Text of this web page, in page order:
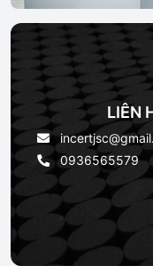
LIÊN
0936565579